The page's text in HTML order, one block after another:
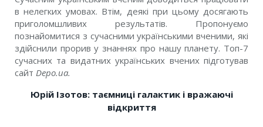
в нелегких умовах. Втім, деякі при цьому досягають
приголомшливих результатів. Пропонуємо
познайомитися з сучасними українськими вченими, які
здійснили прорив у знаннях про нашу планету. Топ-7
сучасних та видатних українських вчених підготував
сайт Depo.ua.
Юрій Ізотов: таємниці галактик і вражаючі
відкриття